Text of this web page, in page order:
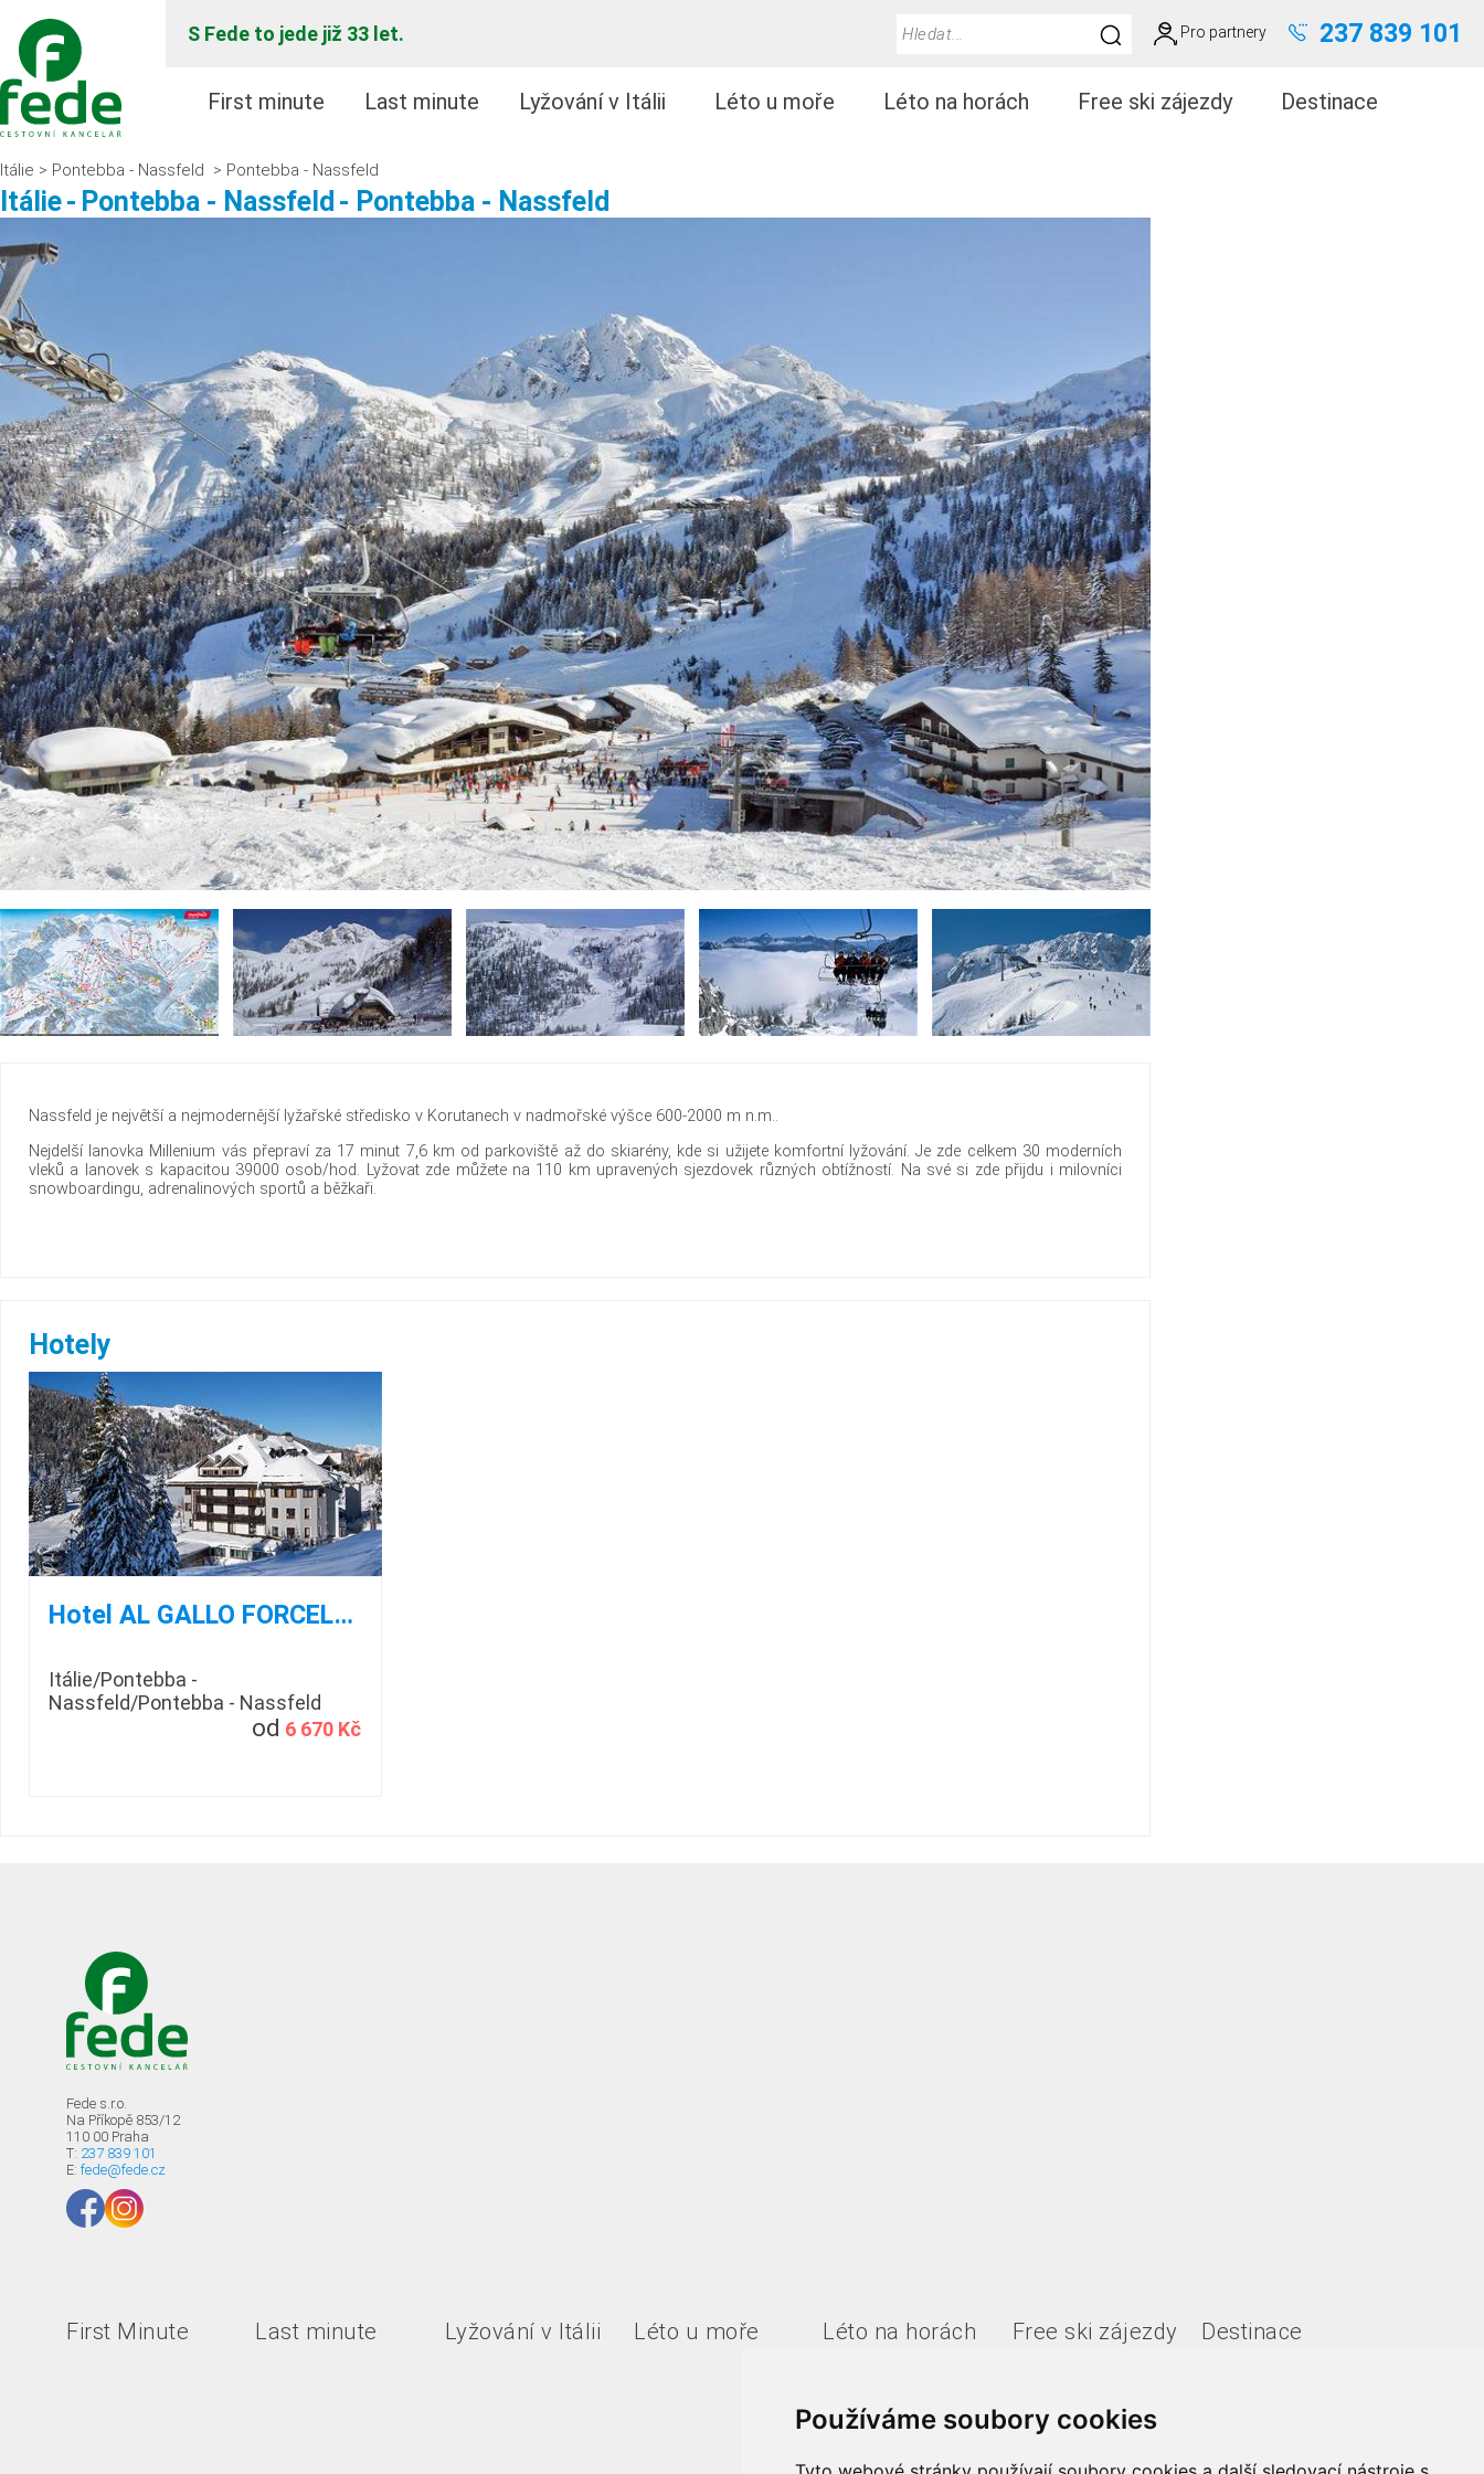
Používáme soubory cookies
S Fede to jede již 33 let. Pro partnery 237 839 101
First minute Last minute Lyžování v Itálii Léto u moře Léto na horách Free ski zájezdy Destinace
Itálie > Pontebba - Nassfeld > Pontebba - Nassfeld
Itálie- Pontebba - Nassfeld - Pontebba - Nassfeld
Nassfeld je největší a nejmodernější lyžařské středisko v Korutanech v nadmořské výšce 600-2000 m n.m..
Nejdelší lanovka Millenium vás přepraví za 17 minut 7,6 km od parkoviště až do skiarény, kde si užijete komfortní lyžování. Je zde celkem 30 moderních
vleků a lanovek s kapacitou 39000 osob/hod. Lyžovat zde můžete na 110 km upravených sjezdovek různých obtížností. Na své si zde přijdu i milovníci
snowboardingu, adrenalinových sportů a běžkaři.
Hotely
Hotel AL GALLO FORCELLO
Itálie/Pontebba -
Nassfeld/Pontebba - Nassfeld
od 6 670 Kč
Fede s.r.o.
Na Příkopě 853/12
110 00 Praha
T: 237 839 101
E: fede@fede.cz
First Minute Last minute Lyžování v Itálii Léto u moře Léto na horách Free ski zájezdy Destinace